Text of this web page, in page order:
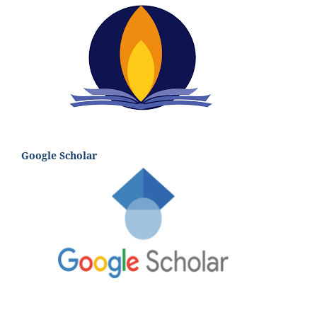
Google Scholar